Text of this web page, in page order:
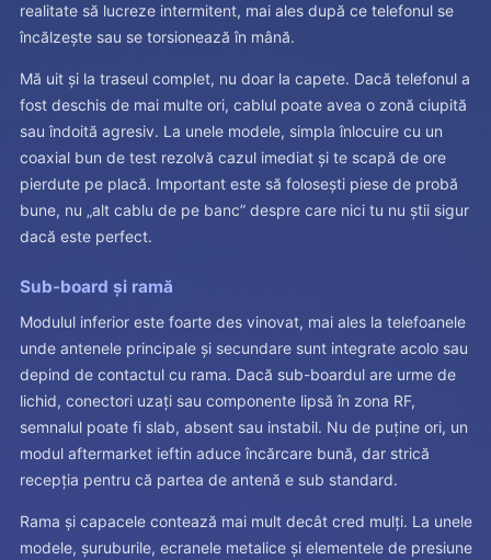
realitate să lucreze intermitent, mai ales după ce telefonul se
încălzește sau se torsionează în mână.
Mă uit și la traseul complet, nu doar la capete. Dacă telefonul a
fost deschis de mai multe ori, cablul poate avea o zonă ciupită
sau îndoită agresiv. La unele modele, simpla înlocuire cu un
coaxial bun de test rezolvă cazul imediat și te scapă de ore
pierdute pe placă. Important este să folosești piese de probă
bune, nu „alt cablu de pe banc” despre care nici tu nu știi sigur
dacă este perfect.
Sub-board și ramă
Modulul inferior este foarte des vinovat, mai ales la telefoanele
unde antenele principale și secundare sunt integrate acolo sau
depind de contactul cu rama. Dacă sub-boardul are urme de
lichid, conectori uzați sau componente lipsă în zona RF,
semnalul poate fi slab, absent sau instabil. Nu de puține ori, un
modul aftermarket ieftin aduce încărcare bună, dar strică
recepția pentru că partea de antenă e sub standard.
Rama și capacele contează mai mult decât cred mulți. La unele
modele, șuruburile, ecranele metalice și elementele de presiune